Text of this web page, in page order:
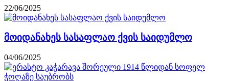
22/06/2025
მოიდანახეს სასაფლაო ქვის საიდუმლო
04/06/2025